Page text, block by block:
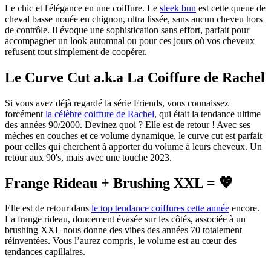
Le chic et l'élégance en une coiffure. Le sleek bun est cette queue de
cheval basse nouée en chignon, ultra lissée, sans aucun cheveu hors
de contrôle. Il évoque une sophistication sans effort, parfait pour
accompagner un look automnal ou pour ces jours où vos cheveux
refusent tout simplement de coopérer.
Le Curve Cut a.k.a La Coiffure de Rachel
Si vous avez déjà regardé la série Friends, vous connaissez
forcément la célèbre coiffure de Rachel, qui était la tendance ultime
des années 90/2000. Devinez quoi ? Elle est de retour ! Avec ses
mèches en couches et ce volume dynamique, le curve cut est parfait
pour celles qui cherchent à apporter du volume à leurs cheveux. Un
retour aux 90's, mais avec une touche 2023.
Frange Rideau + Brushing XXL = 💖
Elle est de retour dans le top tendance coiffures cette année encore.
La frange rideau, doucement évasée sur les côtés, associée à un
brushing XXL nous donne des vibes des années 70 totalement
réinventées. Vous l’aurez compris, le volume est au cœur des
tendances capillaires.